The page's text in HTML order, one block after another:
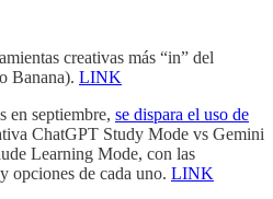
creativas más “in” del
Banana). LINK
en septiembre, se dispara el uso de
ChatGPT Study Mode vs Gemini
Learning Mode, con las
opciones de cada uno. LINK